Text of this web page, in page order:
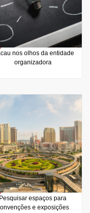
nos olhos da entidade
organizadora
Pesquisar espaços para
e exposições